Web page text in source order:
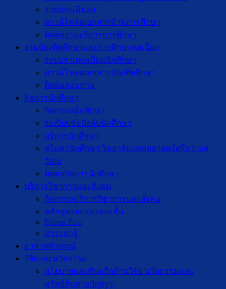
งานประเมินผล
ดาวน์โหลดเอกสารด้านการศึกษา
ติดต่องานบริการการศึกษา
งานบัณฑิตศึกษาเเละการศึกษาต่อเนื่อง
ระบบงานทะเบียนนักศึกษา
ดาวน์โหลดเอกสารบัณฑิตศึกษา
ติดต่อสอบถาม
กิจการนักศึกษา
กิจกรรมนักศึกษา
ระเบียบข้อบังคับนักศึกษา
บริการนักศึกษา
สโมสรนักศึกษา วิทยาลัยแพทยศาสตร์ศรีสวางค
วัฒน
ติดต่อกิจการนักศึกษา
บริการวิชาการและสังคม
กิจกรรมบริการวิชาการและสังคม
หลักสูตรอบรมระยะสั้น
Patient First
สาระน่ารู้
อาสาจุฬาภรณ์
วิจัยและนวัตกรรม
นโยบายและพันธกิจด้านวิจัย นวัตกรรมและ
ทรัพย์สินทางปัญญา